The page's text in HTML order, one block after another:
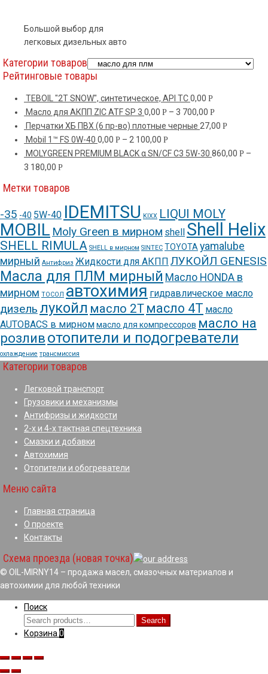
Большой выбор для
легковых дизельных авто
Категории товаров
Рейтинговые товары
TEBOIL "2T SNOW", синтетическое, API TC0,00 Р
Масло для АКПП ZIC ATF SP 3 0,00 Р – 3 700,00 Р
Перчатки ХБ ПВХ (6 пр-во) плотные черные 27,00 Р
Mobil 1™ FS 0W-40 0,00 Р – 2 100,00 Р
MOLYGREEN PREMIUM BLACK α SN/CF C3 5W-30 860,00 Р –
3 180,00 Р
Метки товаров
-35 -40 5W-40 IDEMITSU KIXX LIQUI MOLY
MOBIL Moly Green в мирном shell Shell Helix
SHELL RIMULA SHELL в мирном SINTEC TOYOTAyamalube
мирный Антифриз Жидкости для АКПП ЛУКОЙЛ GENESIS
Масла для ПЛМ мирный Масло HONDA в
мирном ТОСОЛ автохимия гидравлическое масло
дизель лукойл масло 2Т масло 4Т масло
AUTOBACS в мирноммасло для компрессоров масло на
розливотопители и подогреватели
охлаждение трансмиссия
Категории товаров
Легковой транспорт
Грузовики и механизмы
Антифризы и жидкости
2-х и 4-х тактная спецтехника
Смазки и добавки
Автохимия
Отопители и обогреватели
Меню сайта
Главная страница
О проекте
Контакты
Схема проезда (новая точка)
© OIL-MIRNY14 – продажа масел, смазочных материалов и
автохимии для любой техники
Поиск
Search
for:
Search
Корзина0